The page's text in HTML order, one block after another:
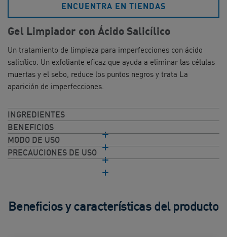
Gel Limpiador con Ácido Salicílico
Un tratamiento de limpieza para imperfecciones con ácido
salicílico. Un exfoliante eficaz que ayuda a eliminar las células
muertas y el sebo, reduce los puntos negros y trata La
aparición de imperfecciones.
ENCUENTRA EN TIENDAS
INGREDIENTES
BENEFICIOS
MODO DE USO​
PRECAUCIONES DE USO
Beneficios y características del producto